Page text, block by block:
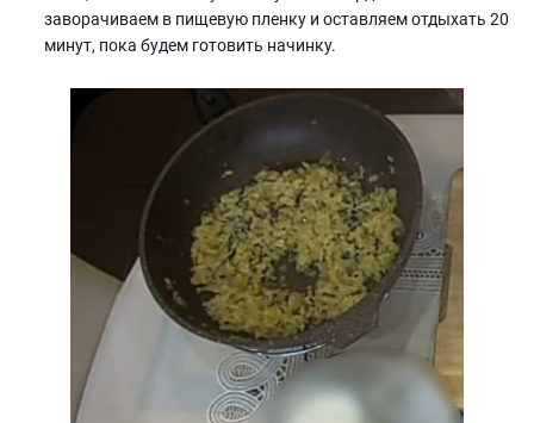
заворачиваем в пищевую пленку и оставляем отдыхать 20
минут, пока будем готовить начинку.